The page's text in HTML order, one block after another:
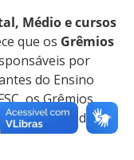
Médio e cursos
que os Grêmios
por
do Ensino
os Grêmios
são cursos de